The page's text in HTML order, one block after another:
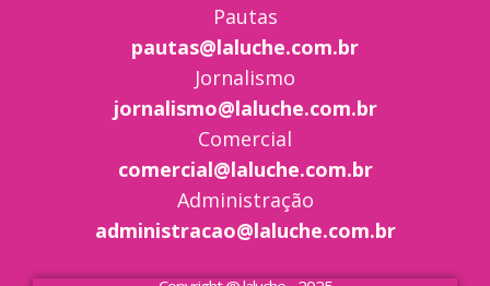
Pautas
pautas@laluche.com.br
Jornalismo
jornalismo@laluche.com.br
Comercial
comercial@laluche.com.br
Administração
administracao@laluche.com.br